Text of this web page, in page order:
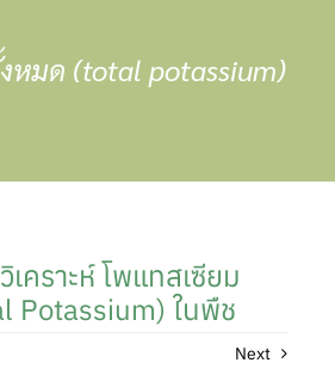
หมด (total potassium)
เคราะห์ โพแทสเซียม
Potassium) ในพืช
Next